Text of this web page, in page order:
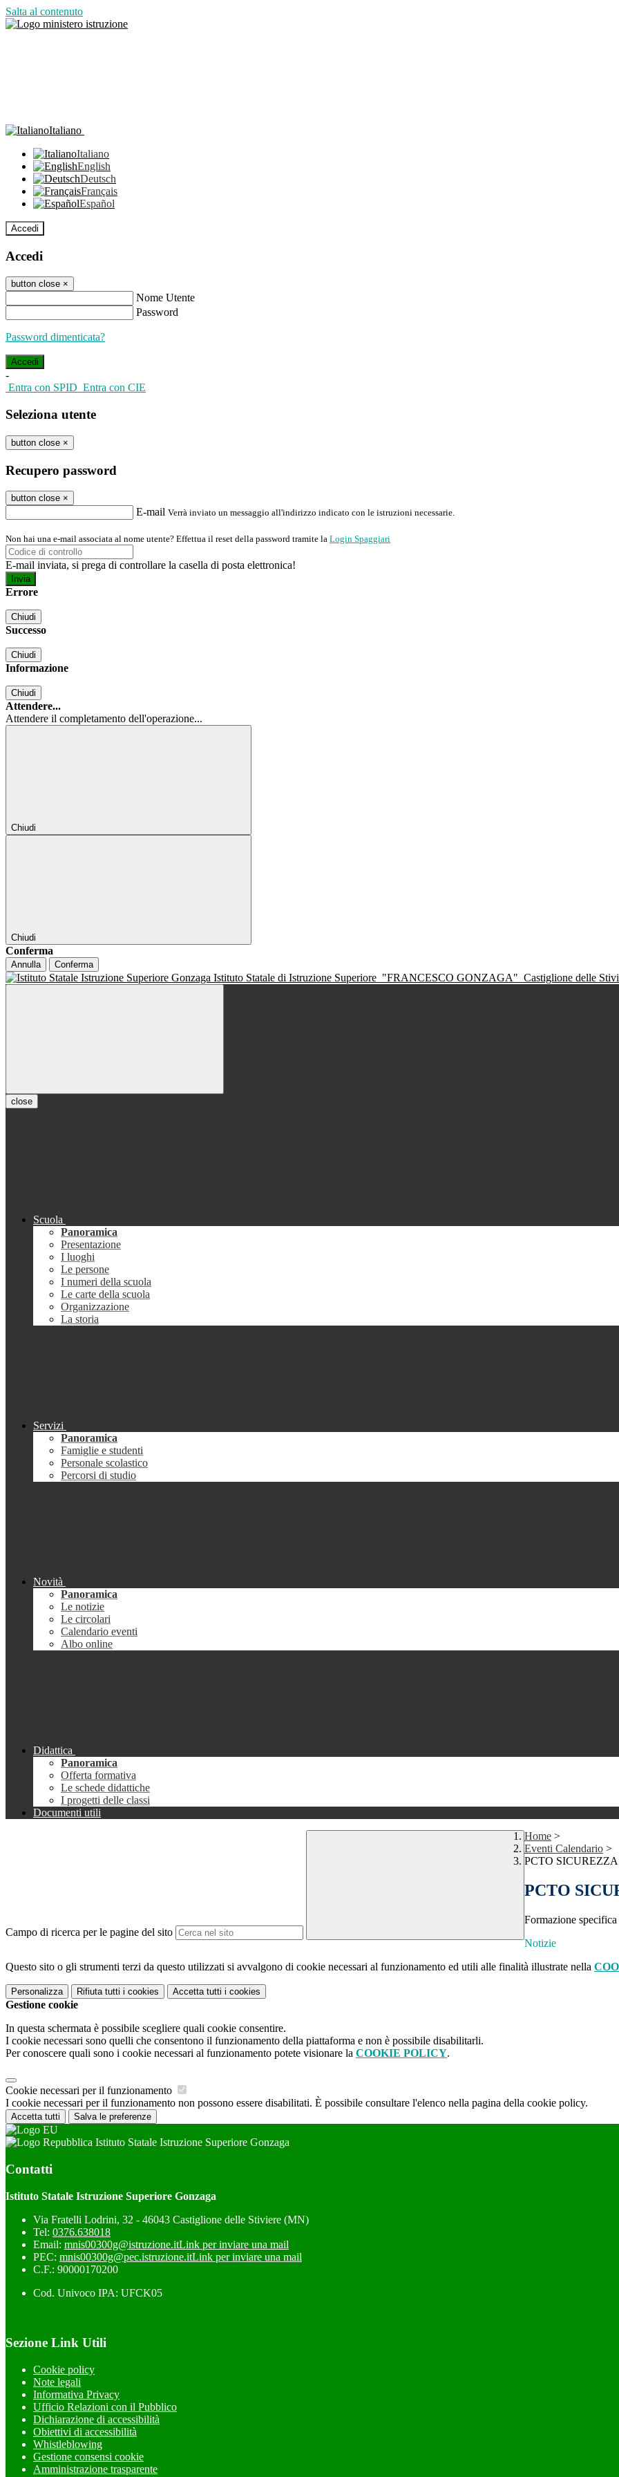
Salta al contenuto
Italiano
Italiano
English
Deutsch
Français
Español
Accedi
Accedi
button close ×
Nome Utente
Password
Password dimenticata?
-
Entra con SPID Entra con CIE
Seleziona utente
button close ×
Recupero password
button close ×
E-mail Verrà inviato un messaggio all'indirizzo indicato con le istruzioni necessarie.
Non hai una e-mail associata al nome utente? Effettua il reset della password tramite la Login Spaggiari
E-mail inviata, si prega di controllare la casella di posta elettronica!
Errore
Chiudi
Successo
Chiudi
Informazione
Chiudi
Attendere...
Attendere il completamento dell'operazione...
Chiudi
Chiudi
Conferma
Annulla Conferma
Istituto Statale di Istruzione Superiore "FRANCESCO GONZAGA" Castiglione delle
close
Scuola
Panoramica
Presentazione
I luoghi
Le persone
I numeri della scuola
Le carte della scuola
Organizzazione
La storia
Servizi
Panoramica
Famiglie e studenti
Personale scolastico
Percorsi di studio
Novità
Panoramica
Le notizie
Le circolari
Calendario eventi
Albo online
Didattica
Panoramica
Offerta formativa
Le schede didattiche
I progetti delle classi
Documenti utili
Campo di ricerca per le pagine del sito
Home >
Eventi Calendario >
PCTO
PCTO
Formazione specifica
Notizie
Questo sito o gli strumenti terzi da questo utilizzati si avvalgono di cookie necessari al funzionamento ed utili alle finalità illustrate nella
Personalizza Rifiuta tutti i cookies Accetta tutti i cookies
Gestione cookie
In questa schermata è possibile scegliere quali cookie consentire.
I cookie necessari sono quelli che consentono il funzionamento della piattaforma e non è possibile disabilitarli.
Per conoscere quali sono i cookie necessari al funzionamento potete visionare la COOKIE POLICY.
Cookie necessari per il funzionamento
I cookie necessari per il funzionamento non possono essere disabilitati. È possibile consultare l'elenco nella pagina della cookie policy.
Accetta tutti Salva le preferenze
Istituto Statale Istruzione Superiore Gonzaga
Contatti
Istituto Statale Istruzione Superiore Gonzaga
Via Fratelli Lodrini, 32 - 46043 Castiglione delle Stiviere (MN)
Tel: 0376.638018
Email: mnis00300g@istruzione.itLink per inviare una mail
PEC: mnis00300g@pec.istruzione.itLink per inviare una mail
C.F.: 90000170200
Cod. Univoco IPA: UFCK05
Sezione Link Utili
Cookie policy
Note legali
Informativa Privacy
Ufficio Relazioni con il Pubblico
Dichiarazione di accessibilità
Obiettivi di accessibilità
Whistleblowing
Gestione consensi cookie
Amministrazione trasparente